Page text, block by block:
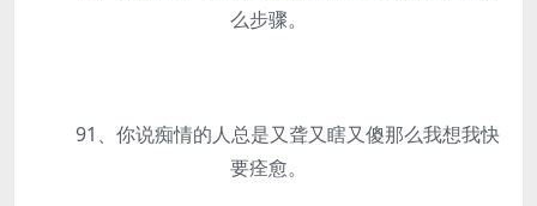
么步骤。
91、你说痴情的人总是又聋又瞎又傻那么我想我快
要痊愈。